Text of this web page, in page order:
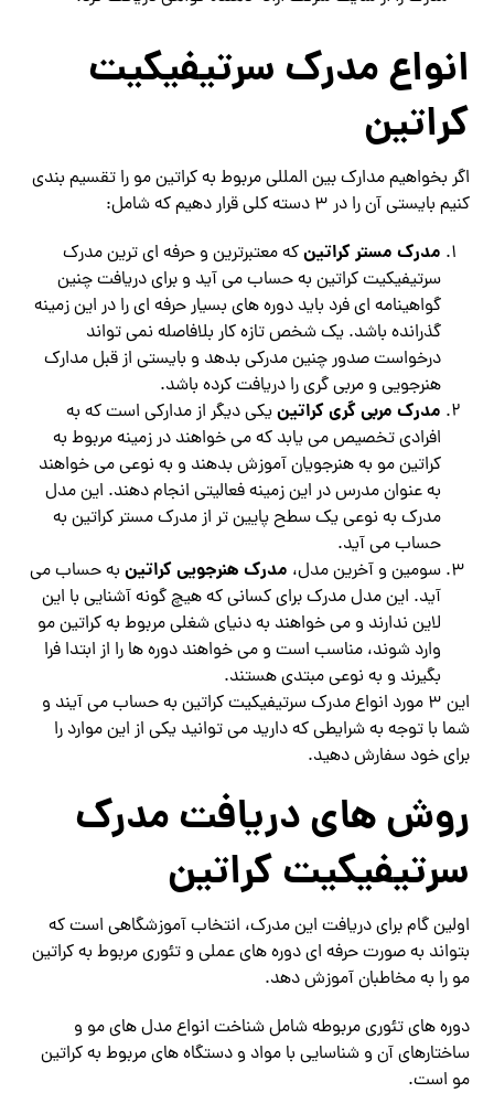
انواع مدرک سرتیفیکیت
کراتین
اگر بخواهیم مدارک بین المللی مربوط به کراتین مو را تقسیم بندی
کنیم بایستی آن را در 3 دسته کلی قرار دهیم که شامل:
مدرک مستر کراتینکه معتبرترین و حرفه ای ترین مدرک
سرتیفیکیت کراتین به حساب می آید و برای دریافت چنین
گواهینامه ای فرد باید دوره های بسیار حرفه ای را در این زمینه
گذرانده باشد. یک شخص تازه کار بلافاصله نمی تواند
درخواست صدور چنین مدرکی بدهد و بایستی از قبل مدارک
هنرجویی و مربی گری را دریافت کرده باشد.
مدرک مربی گری کراتینیکی دیگر از مدارکی است که به
افرادی تخصیص می یابد که می خواهند در زمینه مربوط به
کراتین مو به هنرجویان آموزش بدهند و به نوعی می خواهند
به عنوان مدرس در این زمینه فعالیتی انجام دهند. این مدل
مدرک به نوعی یک سطح پایین تر از مدرک مستر کراتین به
حساب می آید.
سومین و آخرین مدل، مدرک هنرجویی کراتین به حساب می
آید. این مدل مدرک برای کسانی که هیچ گونه آشنایی با این
لاین ندارند و می خواهند به دنیای شغلی مربوط به کراتین مو
وارد شوند، مناسب است و می خواهند دوره ها را از ابتدا فرا
بگیرند و به نوعی مبتدی هستند.
این 3 مورد انواع مدرک سرتیفیکیت کراتین به حساب می آیند و
شما با توجه به شرایطی که دارید می توانید یکی از این موارد را
برای خود سفارش دهید.
روش های دریافت مدرک
سرتیفیکیت کراتین
اولین گام برای دریافت این مدرک، انتخاب آموزشگاهی است که
بتواند به صورت حرفه ای دوره های عملی و تئوری مربوط به کراتین
مو را به مخاطبان آموزش دهد.
دوره های تئوری مربوطه شامل شناخت انواع مدل های مو و
ساختارهای آن و شناسایی با مواد و دستگاه های مربوط به کراتین
مو است.